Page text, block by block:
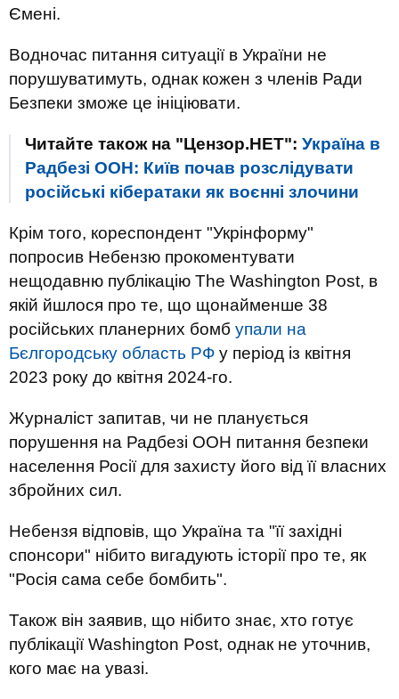
Ємені.
Водночас питання ситуації в України не
порушуватимуть, однак кожен з членів Ради
Безпеки зможе це ініціювати.
Читайте також на "Цензор.НЕТ": Україна в
Радбезі ООН: Київ почав розслідувати
російські кібератаки як воєнні злочини
Крім того, кореспондент "Укрінформу"
попросив Небензю прокоментувати
нещодавню публікацію The Washington Post, в
якій йшлося про те, що щонайменше 38
російських планерних бомб упали на
Бєлгородську область РФ у період із квітня
2023 року до квітня 2024-го.
Журналіст запитав, чи не планується
порушення на Радбезі ООН питання безпеки
населення Росії для захисту його від її власних
збройних сил.
Небензя відповів, що Україна та "її західні
спонсори" нібито вигадують історії про те, як
"Росія сама себе бомбить".
Також він заявив, що нібито знає, хто готує
публікації Washington Post, однак не уточнив,
кого має на увазі.